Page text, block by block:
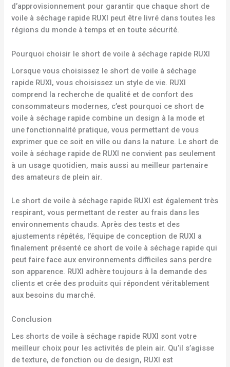
d’approvisionnement pour garantir que chaque short de
voile à séchage rapide RUXI peut être livré dans toutes les
régions du monde à temps et en toute sécurité.
Pourquoi choisir le short de voile à séchage rapide RUXI
Lorsque vous choisissez le short de voile à séchage
rapide RUXI, vous choisissez un style de vie. RUXI
comprend la recherche de qualité et de confort des
consommateurs modernes, c’est pourquoi ce short de
voile à séchage rapide combine un design à la mode et
une fonctionnalité pratique, vous permettant de vous
exprimer que ce soit en ville ou dans la nature. Le short de
voile à séchage rapide de RUXI ne convient pas seulement
à un usage quotidien, mais aussi au meilleur partenaire
des amateurs de plein air.
Le short de voile à séchage rapide RUXI est également très
respirant, vous permettant de rester au frais dans les
environnements chauds. Après des tests et des
ajustements répétés, l’équipe de conception de RUXI a
finalement présenté ce short de voile à séchage rapide qui
peut faire face aux environnements difficiles sans perdre
son apparence. RUXI adhère toujours à la demande des
clients et crée des produits qui répondent véritablement
aux besoins du marché.
Conclusion
Les shorts de voile à séchage rapide RUXI sont votre
meilleur choix pour les activités de plein air. Qu’il s’agisse
de texture, de fonction ou de design, RUXI est